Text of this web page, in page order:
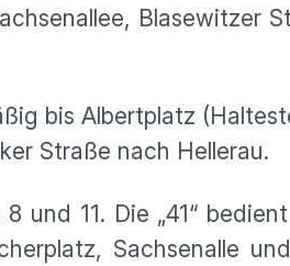
Blasewitzer
bis Albertplatz
Straße nach Hellerau.
und 11. Die „41“
Sachsenalle